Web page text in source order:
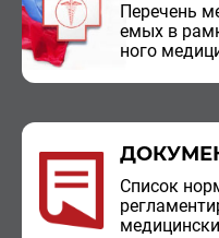
Пе­ре­чень
е­мых в
но­го
Спи­сок